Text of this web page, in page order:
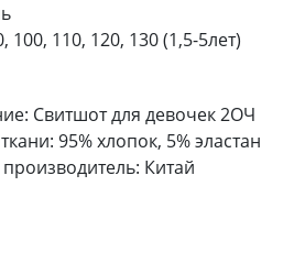
100, 110, 120, 130 (1,5-5лет)
Свитшот для девочек 2ОЧ
95% хлопок, 5% эластан
Китай